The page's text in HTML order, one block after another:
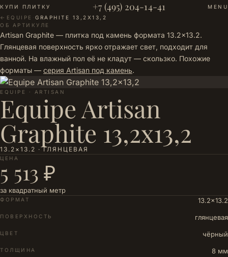
КУПИ ПЛИТКУ +7 (495) 204-14-41
MENU
← EQUIPE · GRAPHITE 13,2X13,2
ОБ АРТИКУЛЕ
Artisan Graphite — плитка под камень формата 13.2×13.2.
Глянцевая поверхность ярко отражает свет, подходит для
ванной. На влажный пол её не кладут — скользко. Похожие
форматы — серия Artisan под камень.
EQUIPE · ARTISAN
Equipe Artisan
Graphite 13,2x13,2
13.2×13.2 · ГЛЯНЦЕВАЯ
ЦЕНА
5 513 ₽
за квадратный метр
ФОРМАТ 13.2×13.2
ПОВЕРХНОСТЬ глянцевая
ЦВЕТ чёрный
ТОЛЩИНА 8 мм